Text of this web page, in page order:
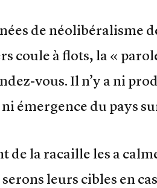
de néolibéralisme
coule à flots, la «
vous. Il n’y a ni
émergence du pays
de la racaille les a
leurs cibles en